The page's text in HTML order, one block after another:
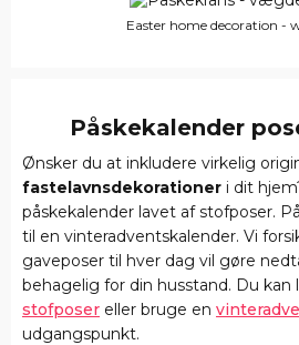
Easter home decoration -
Påskekalender
Ønsker du at inkludere virkelig
fastelavnsdekorationer i dit
påskekalender lavet af stofposer.
til en vinteradventskalender. Vi
gaveposer til hver dag vil gøre
behagelig for din husstand. Du kan
stofposer eller bruge en
udgangspunkt.